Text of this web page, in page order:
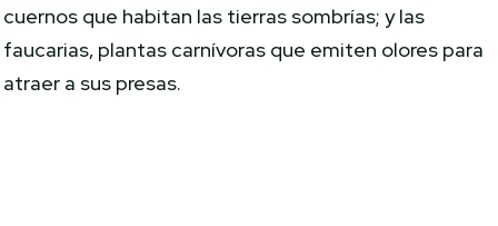
cuernos que habitan las tierras sombrías; y las
faucarias, plantas carnívoras que emiten olores para
atraer a sus presas.